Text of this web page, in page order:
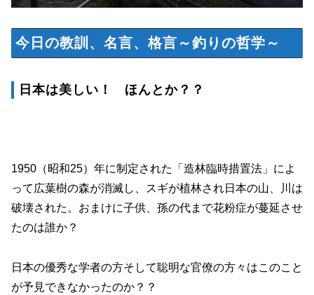
今日の教訓、名言、格言～釣りの哲学～
日本は美しい！ ほんとか？？
1950（昭和25）年に制定された「造林臨時措置法」によ
って広葉樹の森が消滅し、スギが植林され日本の山、川は
破壊された。おまけに子供、孫の代まで花粉症が蔓延させ
たのは誰か？
日本の優秀な学者の方そして聡明な官僚の方々はこのこと
が予見できなかったのか？？